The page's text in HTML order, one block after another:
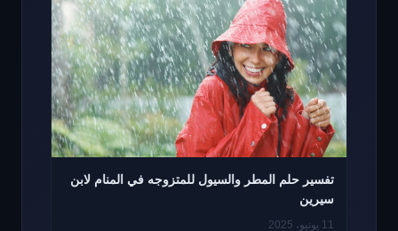
تفسير حلم المطر والسيول للمتزوجه في المنام لابن
سيرين
11 يونيو، 2025